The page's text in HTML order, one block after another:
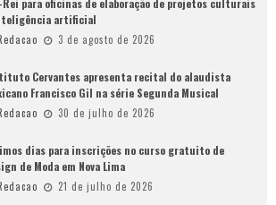
para oficinas de elaboração de projetos culturais
artificial
3 de agosto de 2026
Cervantes apresenta recital do alaudista
Francisco Gil na série Segunda Musical
30 de julho de 2026
dias para inscrições no curso gratuito de
de Moda em Nova Lima
21 de julho de 2026